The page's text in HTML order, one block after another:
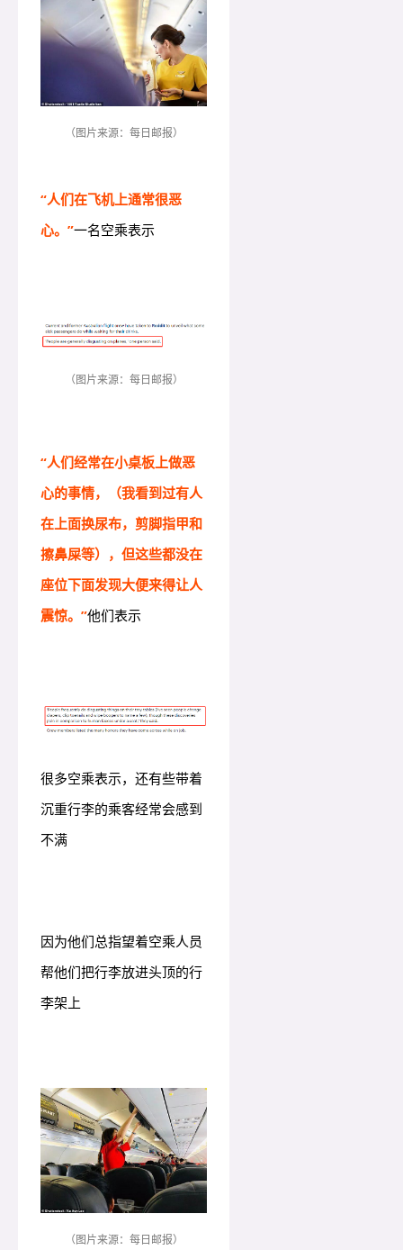
（图片来源：每日邮报）
“人们在飞机上通常很恶
心。”一名空乘表示
（图片来源：每日邮报）
“人们经常在小桌板上做恶
心的事情，（我看到过有人
在上面换尿布，剪脚指甲和
擦鼻屎等），但这些都没在
座位下面发现大便来得让人
震惊。”他们表示
很多空乘表示，还有些带着
沉重行李的乘客经常会感到
不满
因为他们总指望着空乘人员
帮他们把行李放进头顶的行
李架上
（图片来源：每日邮报）